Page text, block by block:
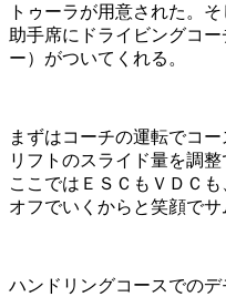
トゥーラが用意された。
助手席にドライビングコ
ー）がついてくれる。
まずはコーチの運転でコ
リフトのスライド量を調
ここではＥＳＣもＶＤＣ
オフでいくからと笑顔でサ
ハンドリングコースでの